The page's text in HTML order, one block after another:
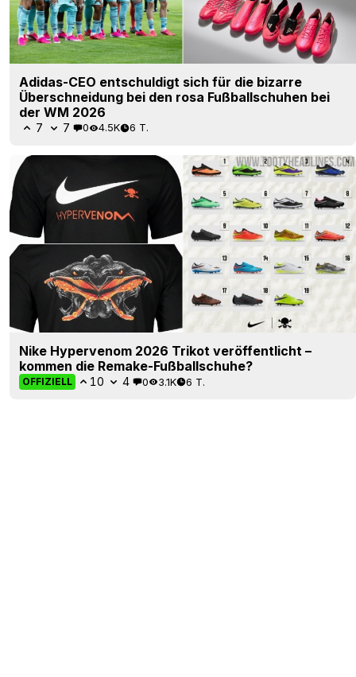
Adidas-CEO entschuldigt sich für die bizarre
Überschneidung bei den rosa Fußballschuhen bei
der WM 2026
7 7 0 4.5K 6 T.
Nike Hypervenom 2026 Trikot veröffentlicht –
kommen die Remake-Fußballschuhe?
OFFIZIELL 10 4 0 3.1K 6 T.